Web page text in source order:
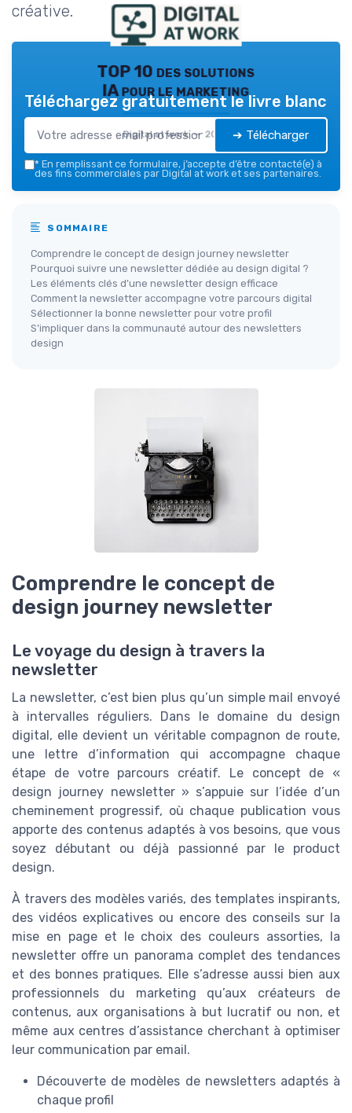
créative.
TOP 10 des solutions
IA pour le marketing
Digital at work — 2026
Téléchargez gratuitement le livre blanc
➔ Télécharger
* En remplissant ce formulaire, j’accepte d’être contacté(e) à
des fins commerciales par Digital at work et ses partenaires.
SOMMAIRE
Comprendre le concept de design journey newsletter
Pourquoi suivre une newsletter dédiée au design digital ?
Les éléments clés d’une newsletter design efficace
Comment la newsletter accompagne votre parcours digital
Sélectionner la bonne newsletter pour votre profil
S’impliquer dans la communauté autour des newsletters
design
Comprendre le concept de
design journey newsletter
Le voyage du design à travers la
newsletter
La newsletter, c’est bien plus qu’un simple mail envoyé
à intervalles réguliers. Dans le domaine du design
digital, elle devient un véritable compagnon de route,
une lettre d’information qui accompagne chaque
étape de votre parcours créatif. Le concept de «
design journey newsletter » s’appuie sur l’idée d’un
cheminement progressif, où chaque publication vous
apporte des contenus adaptés à vos besoins, que vous
soyez débutant ou déjà passionné par le product
design.
À travers des modèles variés, des templates inspirants,
des vidéos explicatives ou encore des conseils sur la
mise en page et le choix des couleurs assorties, la
newsletter offre un panorama complet des tendances
et des bonnes pratiques. Elle s’adresse aussi bien aux
professionnels du marketing qu’aux créateurs de
contenus, aux organisations à but lucratif ou non, et
même aux centres d’assistance cherchant à optimiser
leur communication par email.
Découverte de modèles de newsletters adaptés à
chaque profil